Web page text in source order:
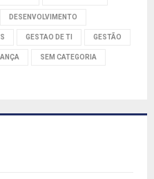
DESENVOLVIMENTO
GESTAO DE TI GESTÃO
SEM CATEGORIA